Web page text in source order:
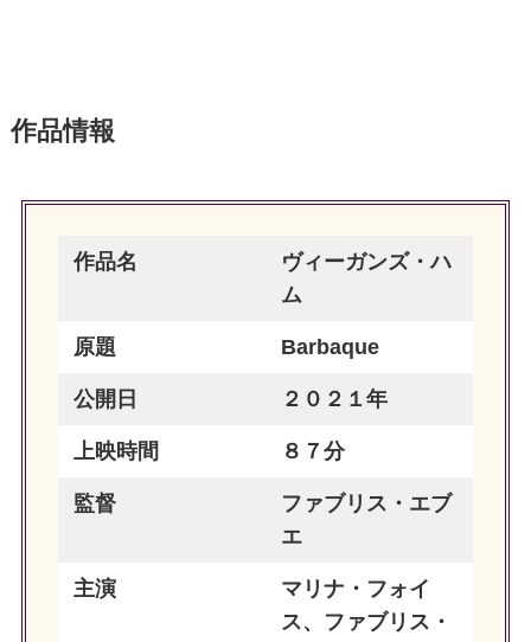
作品情報
作品名
ヴィーガンズ・ハ
ム
原題 Barbaque
公開日 ２０２１年
上映時間 ８７分
監督
ファブリス・エブ
エ
主演
マリナ・フォイ
ス、ファブリス・